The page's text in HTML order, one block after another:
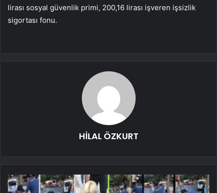
lirası sosyal güvenlik primi, 200,16 lirası işveren işsizlik
sigortası fonu.
HİLAL ÖZKURT